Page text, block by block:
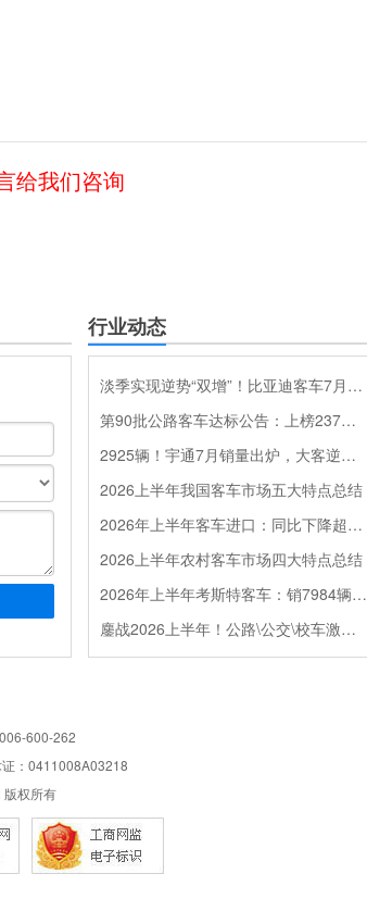
给我们咨询
行业动态
淡季实现逆势“双增”！比亚迪客车7月热销620辆创新高
第90批公路客车达标公告：上榜237款创次高，混动\燃料电池缺席
2925辆！宇通7月销量出炉，大客逆势走强筑牢基本盘
2026上半年我国客车市场五大特点总结
2026年上半年客车进口：同比下降超4成，轻客主体地位凸显
2026上半年农村客车市场四大特点总结
2026年上半年考斯特客车：销7984辆 6米领涨领跑 电动化提速
鏖战2026上半年！公路\公交\校车激烈角逐，谁问鼎赛道赢家?
600-262
：0411008A03218
权所有